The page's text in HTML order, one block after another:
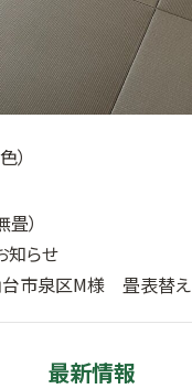
）
）
知らせ
市泉区M様 畳表替え
最新情報